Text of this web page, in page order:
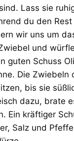
Lass sie
du den
wir uns um
und
guten Schuss
Die Zwiebeln
bis sie
dazu, brate
Ein kräftiger
Salz und